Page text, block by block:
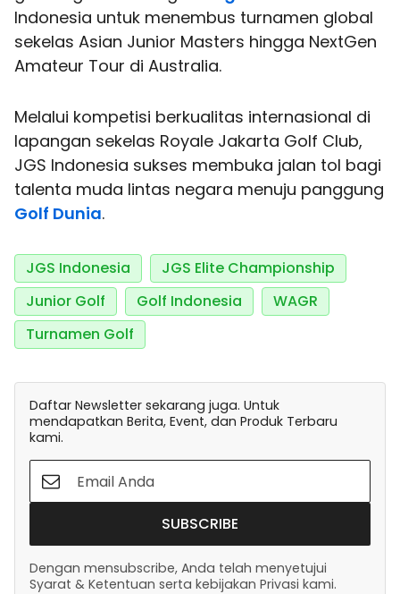
Indonesia untuk menembus turnamen global
sekelas Asian Junior Masters hingga NextGen
Amateur Tour di Australia.
Melalui kompetisi berkualitas internasional di
lapangan sekelas Royale Jakarta Golf Club,
JGS Indonesia sukses membuka jalan tol bagi
talenta muda lintas negara menuju panggung
Golf Dunia.
JGS Indonesia
JGS Elite Championship
Junior Golf
Golf Indonesia
WAGR
Turnamen Golf
Daftar Newsletter sekarang juga. Untuk
mendapatkan Berita, Event, dan Produk Terbaru
kami.
SUBSCRIBE
Dengan mensubscribe, Anda telah menyetujui
Syarat & Ketentuan serta kebijakan Privasi kami.